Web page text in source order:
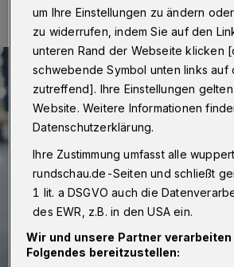
um Ihre Einstellungen zu ändern
zu widerrufen, indem Sie auf den
unteren Rand der Webseite klicken
schwebende Symbol unten links auf
zutreffend]. Ihre Einstellungen
Website. Weitere Informationen
Datenschutzerklärung.
Ihre Zustimmung umfasst alle
rundschau.de-Seiten und schließt
1 lit. a DSGVO auch die
des EWR, z.B. in den USA ein.
Wir und unsere Partner verarbeiten
Folgendes bereitzustellen: